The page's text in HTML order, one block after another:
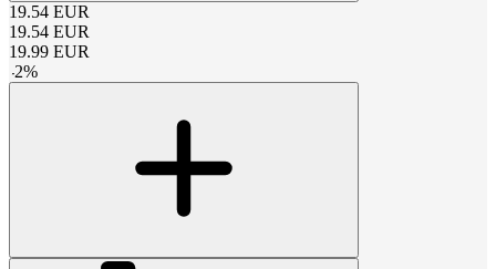
19.54 EUR
19.54 EUR
19.99 EUR
-2%